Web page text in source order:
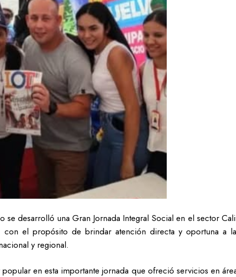
se desarrolló una Gran Jornada Integral Social en el sector
el propósito de brindar atención directa y oportuna a
y regional.
en esta importante jornada que ofreció servicios en